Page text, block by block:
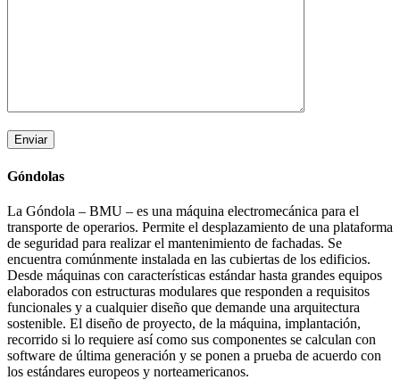
Góndolas
La Góndola – BMU – es una máquina electromecánica para el
transporte de operarios. Permite el desplazamiento de una plataforma
de seguridad para realizar el mantenimiento de fachadas. Se
encuentra comúnmente instalada en las cubiertas de los edificios.
Desde máquinas con características estándar hasta grandes equipos
elaborados con estructuras modulares que responden a requisitos
funcionales y a cualquier diseño que demande una arquitectura
sostenible. El diseño de proyecto, de la máquina, implantación,
recorrido si lo requiere así como sus componentes se calculan con
software de última generación y se ponen a prueba de acuerdo con
los estándares europeos y norteamericanos.